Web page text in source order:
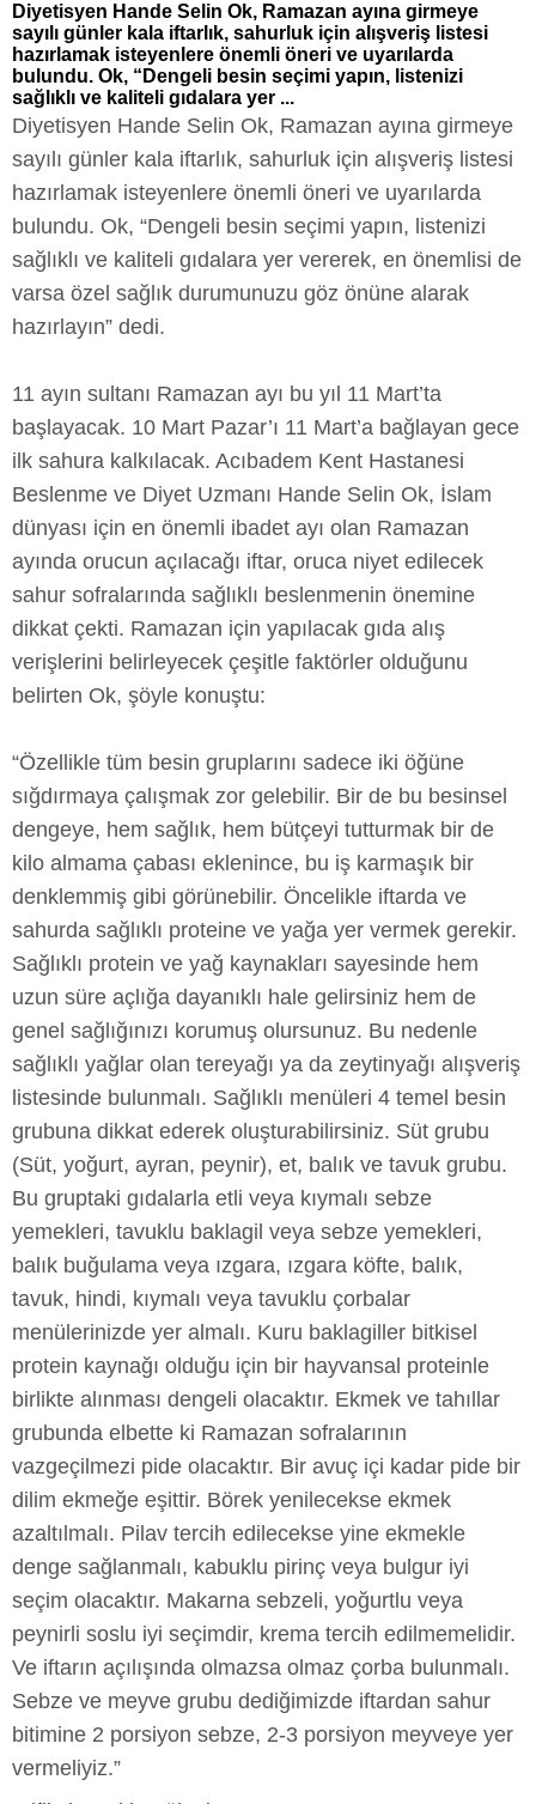
Diyetisyen Hande Selin Ok, Ramazan ayına girmeye
sayılı günler kala iftarlık, sahurluk için alışveriş listesi
hazırlamak isteyenlere önemli öneri ve uyarılarda
bulundu. Ok, “Dengeli besin seçimi yapın, listenizi
sağlıklı ve kaliteli gıdalara yer ...
Diyetisyen Hande Selin Ok, Ramazan ayına girmeye
sayılı günler kala iftarlık, sahurluk için alışveriş listesi
hazırlamak isteyenlere önemli öneri ve uyarılarda
bulundu. Ok, “Dengeli besin seçimi yapın, listenizi
sağlıklı ve kaliteli gıdalara yer vererek, en önemlisi de
varsa özel sağlık durumunuzu göz önüne alarak
hazırlayın” dedi.
11 ayın sultanı Ramazan ayı bu yıl 11 Mart’ta
başlayacak. 10 Mart Pazar’ı 11 Mart’a bağlayan gece
ilk sahura kalkılacak. Acıbadem Kent Hastanesi
Beslenme ve Diyet Uzmanı Hande Selin Ok, İslam
dünyası için en önemli ibadet ayı olan Ramazan
ayında orucun açılacağı iftar, oruca niyet edilecek
sahur sofralarında sağlıklı beslenmenin önemine
dikkat çekti. Ramazan için yapılacak gıda alış
verişlerini belirleyecek çeşitle faktörler olduğunu
belirten Ok, şöyle konuştu:
“Özellikle tüm besin gruplarını sadece iki öğüne
sığdırmaya çalışmak zor gelebilir. Bir de bu besinsel
dengeye, hem sağlık, hem bütçeyi tutturmak bir de
kilo almama çabası eklenince, bu iş karmaşık bir
denklemmiş gibi görünebilir. Öncelikle iftarda ve
sahurda sağlıklı proteine ve yağa yer vermek gerekir.
Sağlıklı protein ve yağ kaynakları sayesinde hem
uzun süre açlığa dayanıklı hale gelirsiniz hem de
genel sağlığınızı korumuş olursunuz. Bu nedenle
sağlıklı yağlar olan tereyağı ya da zeytinyağı alışveriş
listesinde bulunmalı. Sağlıklı menüleri 4 temel besin
grubuna dikkat ederek oluşturabilirsiniz. Süt grubu
(Süt, yoğurt, ayran, peynir), et, balık ve tavuk grubu.
Bu gruptaki gıdalarla etli veya kıymalı sebze
yemekleri, tavuklu baklagil veya sebze yemekleri,
balık buğulama veya ızgara, ızgara köfte, balık,
tavuk, hindi, kıymalı veya tavuklu çorbalar
menülerinizde yer almalı. Kuru baklagiller bitkisel
protein kaynağı olduğu için bir hayvansal proteinle
birlikte alınması dengeli olacaktır. Ekmek ve tahıllar
grubunda elbette ki Ramazan sofralarının
vazgeçilmezi pide olacaktır. Bir avuç içi kadar pide bir
dilim ekmeğe eşittir. Börek yenilecekse ekmek
azaltılmalı. Pilav tercih edilecekse yine ekmekle
denge sağlanmalı, kabuklu pirinç veya bulgur iyi
seçim olacaktır. Makarna sebzeli, yoğurtlu veya
peynirli soslu iyi seçimdir, krema tercih edilmemelidir.
Ve iftarın açılışında olmazsa olmaz çorba bulunmalı.
Sebze ve meyve grubu dediğimizde iftardan sahur
bitimine 2 porsiyon sebze, 2-3 porsiyon meyveye yer
vermeliyiz.”